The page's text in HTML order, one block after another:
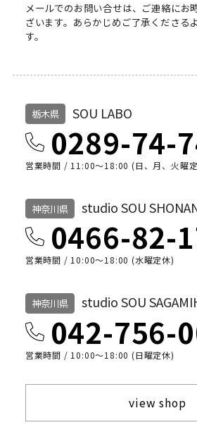
メールでのお問い合せは、ご連絡にお
ざいます。 あらかじめご了承くださる
す。
栃木県 SOU LABO
0289-74-
営業時間 / 11:00～18:00 (日、月、火曜
神奈川県 studio SOU
0466-82-
営業時間 / 10:00〜18:00 (水曜定休)
神奈川県 studio SOU
042-756-
営業時間 / 10:00〜18:00 (日曜定休)
view shop